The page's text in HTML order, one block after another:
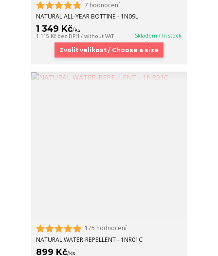
7 hodnocení
NATURAL ALL-YEAR BOTTINE - 1N09L
1 349 Kč/ks
1 115 Kč bez DPH / without VAT Skladem / In stock
Zvolit velikost / Choose a size
175 hodnocení
NATURAL WATER-REPELLENT - 1NR01C
899 Kč/ks